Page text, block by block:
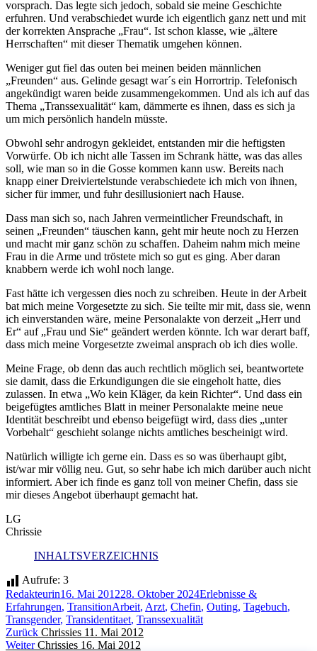
vorsprach. Das legte sich jedoch, sobald sie meine Geschichte
erfuhren. Und verabschiedet wurde ich eigentlich ganz nett und mit
der korrekten Ansprache „Frau“. Ist schon klasse, wie „ältere
Herrschaften“ mit dieser Thematik umgehen können.
Weniger gut fiel das outen bei meinen beiden männlichen
„Freunden“ aus. Gelinde gesagt war´s ein Horrortrip. Telefonisch
angekündigt waren beide zusammengekommen. Und als ich auf das
Thema „Transsexualität“ kam, dämmerte es ihnen, dass es sich ja
um mich persönlich handeln müsste.
Obwohl sehr androgyn gekleidet, entstanden mir die heftigsten
Vorwürfe. Ob ich nicht alle Tassen im Schrank hätte, was das alles
soll, wie man so in die Gosse kommen kann usw. Bereits nach
knapp einer Dreiviertelstunde verabschiedete ich mich von ihnen,
sicher für immer, und fuhr desillusioniert nach Hause.
Dass man sich so, nach Jahren vermeintlicher Freundschaft, in
seinen „Freunden“ täuschen kann, geht mir heute noch zu Herzen
und macht mir ganz schön zu schaffen. Daheim nahm mich meine
Frau in die Arme und tröstete mich so gut es ging. Aber daran
knabbern werde ich wohl noch lange.
Fast hätte ich vergessen dies noch zu schreiben. Heute in der Arbeit
bat mich meine Vorgesetzte zu sich. Sie teilte mir mit, dass sie, wenn
ich einverstanden wäre, meine Personalakte von derzeit „Herr und
Er“ auf „Frau und Sie“ geändert werden könnte. Ich war derart baff,
dass mich meine Vorgesetzte zweimal ansprach ob ich dies wolle.
Meine Frage, ob denn das auch rechtlich möglich sei, beantwortete
sie damit, dass die Erkundigungen die sie eingeholt hatte, dies
zulassen. In etwa „Wo kein Kläger, da kein Richter“. Und dass ein
beigefügtes amtliches Blatt in meiner Personalakte meine neue
Identität beschreibt und ebenso beigefügt wird, dass dies „unter
Vorbehalt“ geschieht solange nichts amtliches bescheinigt wird.
Natürlich willigte ich gerne ein. Dass es so was überhaupt gibt,
ist/war mir völlig neu. Gut, so sehr habe ich mich darüber auch nicht
informiert. Aber ich finde es ganz toll von meiner Chefin, dass sie
mir dieses Angebot überhaupt gemacht hat.
LG
Chrissie
INHALTSVERZEICHNIS
Aufrufe: 3
Autor
RedakteurinVeröffentlicht
am
16. Mai 201228. Oktober 2024Kategorien
Erlebnisse &
Erfahrungen, TransitionSchlagwörter
Arbeit, Arzt, Chefin, Outing, Tagebuch,
Transgender, Transidentitaet, Transsexualität
Beitragsnavigation
Zurück Vorheriger
Beitrag:
Chrissies 11. Mai 2012
Weiter Nächster
Chrissies 16. Mai 2012